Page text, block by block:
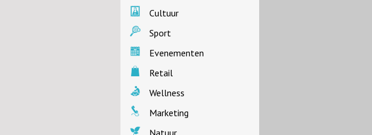
Cultuur
Sport
Evenementen
Retail
Wellness
Marketing